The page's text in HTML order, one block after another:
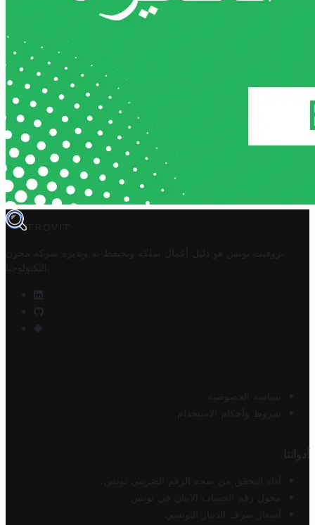
TROVIT
تروفيت تونس هو دليل أعمال تملكه وتحتفظ به وتديره
شركة مخزن
التكنولوجيا
سياسة الخصوصية
شروط وأحكام الاستخدام
أدواتنا
أداة التحقق من صحة الرقم الضريبي تونس
محول رقم الحساب الآيبان في تونس
أسعار صرف الدينار التونسي